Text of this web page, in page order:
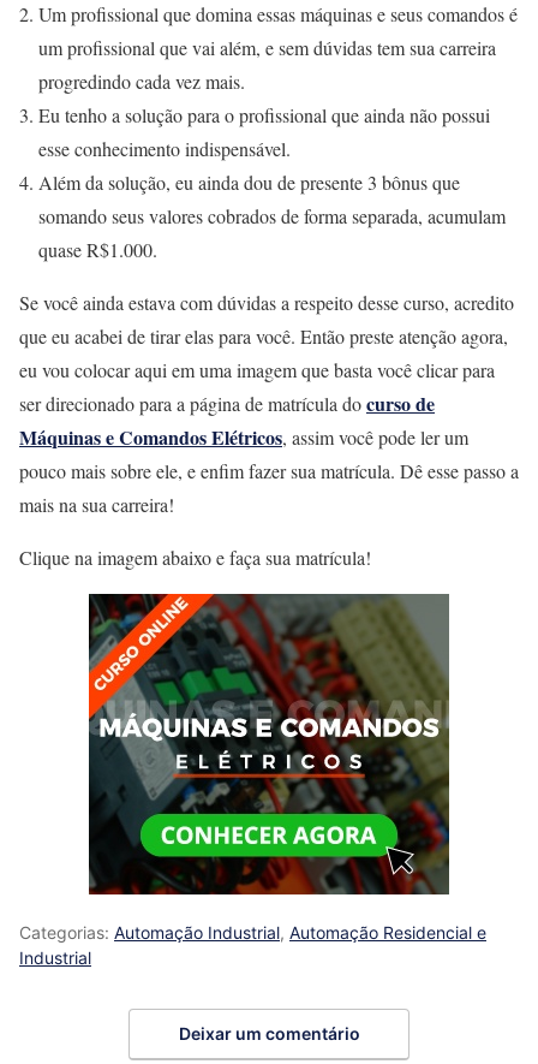
Um profissional que domina essas máquinas e seus comandos é
um profissional que vai além, e sem dúvidas tem sua carreira
progredindo cada vez mais.
Eu tenho a solução para o profissional que ainda não possui
esse conhecimento indispensável.
Além da solução, eu ainda dou de presente 3 bônus que
somando seus valores cobrados de forma separada, acumulam
quase R$1.000.
Se você ainda estava com dúvidas a respeito desse curso, acredito
que eu acabei de tirar elas para você. Então preste atenção agora,
eu vou colocar aqui em uma imagem que basta você clicar para
ser direcionado para a página de matrícula docurso de
Máquinas e Comandos Elétricos, assim você pode ler um
pouco mais sobre ele, e enfim fazer sua matrícula. Dê esse passo a
mais na sua carreira!
Clique na imagem abaixo e faça sua matrícula!
Categorias: Automação Industrial, Automação Residencial e
Industrial
Deixar um comentário